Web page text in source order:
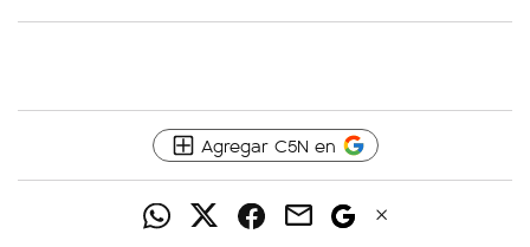
Agregar C5N en